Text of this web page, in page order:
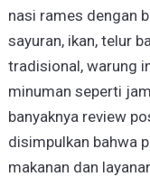
nasi rames dengan
sayuran, ikan, telur
tradisional, warung
minuman seperti
banyaknya review
disimpulkan bahwa
makanan dan